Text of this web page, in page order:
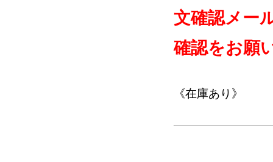
文確認メー
確認をお願
《在庫あり》